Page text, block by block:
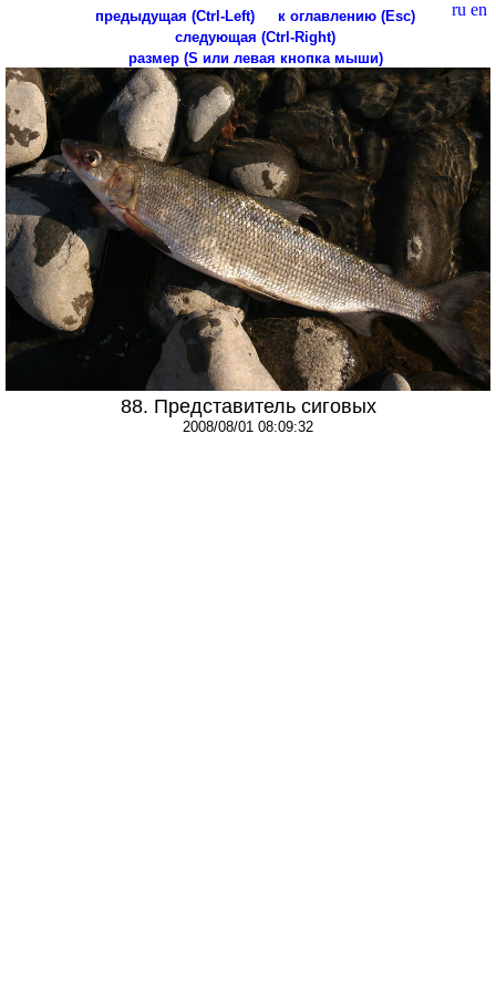
ru en
предыдущая (Ctrl-Left)
к оглавлению (Esc)
следующая (Ctrl-Right)
размер (S или левая кнопка мыши)
88. Представитель сиговых
2008/08/01 08:09:32